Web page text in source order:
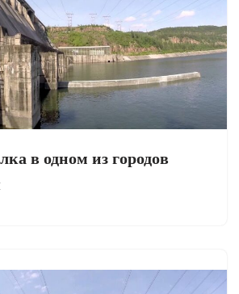
в одном из городов